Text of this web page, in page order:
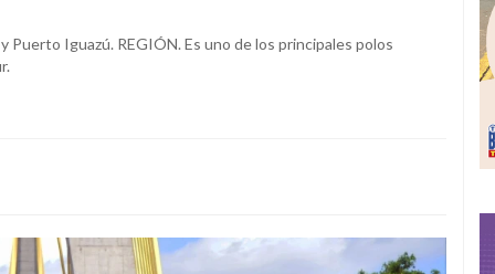
Puerto Iguazú. REGIÓN. Es uno de los principales polos